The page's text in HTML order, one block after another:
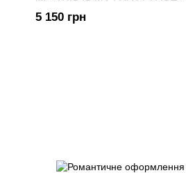
5 150 грн